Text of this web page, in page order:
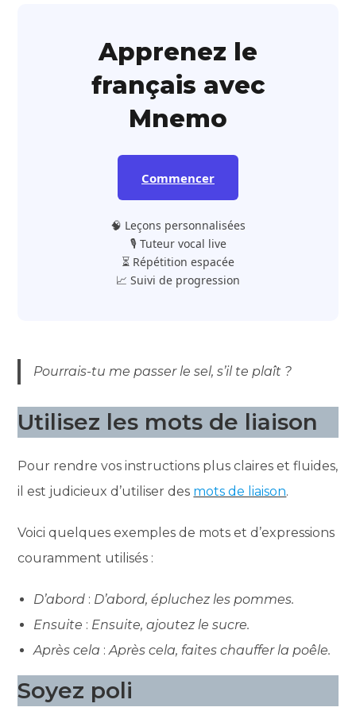
Apprenez le
français avec
Mnemo
Commencer
🧠 Leçons personnalisées
🎙️ Tuteur vocal live
⏳ Répétition espacée
📈 Suivi de progression
Pourrais-tu me passer le sel, s’il te plaît ?
Utilisez les mots de liaison
Pour rendre vos instructions plus claires et fluides,
il est judicieux d’utiliser des mots de liaison.
Voici quelques exemples de mots et d’expressions
couramment utilisés :
D’abord : D’abord, épluchez les pommes.
Ensuite : Ensuite, ajoutez le sucre.
Après cela :Après cela, faites chauffer la poêle.
Soyez poli